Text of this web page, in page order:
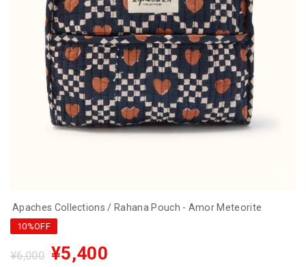
Apaches Collections / Rahana Pouch - Amor Meteorite
10%OFF
¥6,000 ¥5,400